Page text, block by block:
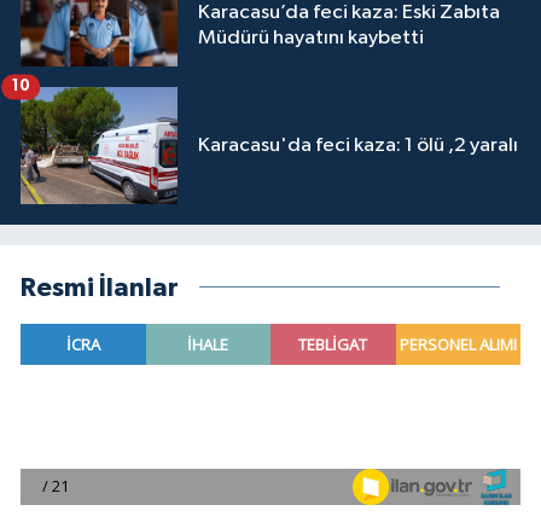
Karacasu’da feci kaza: Eski Zabıta
Müdürü hayatını kaybetti
Karacasu'da feci kaza: 1 ölü ,2 yaralı
10
Resmi İlanlar